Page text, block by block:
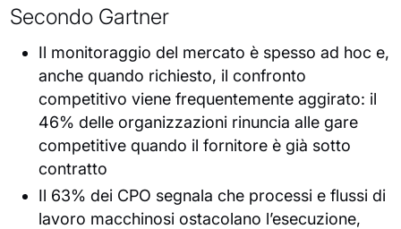
Secondo Gartner
Il monitoraggio del mercato è spesso ad hoc e,
anche quando richiesto, il confronto
competitivo viene frequentemente aggirato: il
46% delle organizzazioni rinuncia alle gare
competitive quando il fornitore è già sotto
contratto
Il 63% dei CPO segnala che processi e flussi di
lavoro macchinosi ostacolano l’esecuzione,